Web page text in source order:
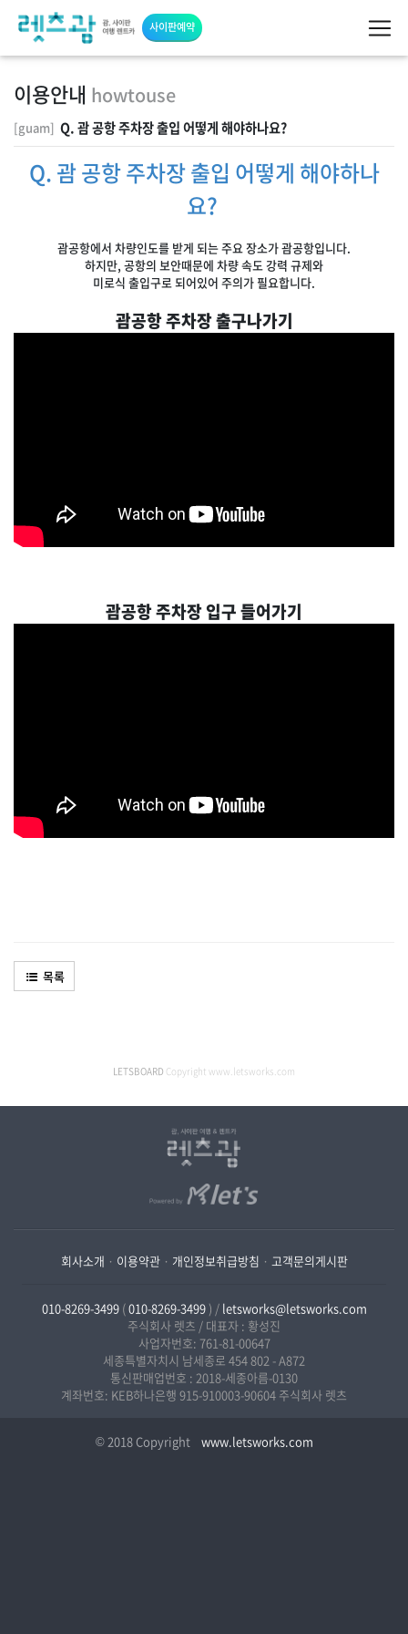
사이판예약
이용안내 howtouse
[guam] Q. 괌 공항 주차장 출입 어떻게 해야하나요?
Q. 괌 공항 주차장 출입 어떻게 해야하나
요?
괌공항에서 차량인도를 받게 되는 주요 장소가 괌공항입니다.
하지만, 공항의 보안때문에 차량 속도 강력 규제와
미로식 출입구로 되어있어 주의가 필요합니다.
괌공항 주차장 출구나가기
괌공항 주차장 입구 들어가기
목록
LETSBOARD Copyright www.letsworks.com
회사소개 · 이용약관· 개인정보취급방침 · 고객문의게시판
010-8269-3499(010-8269-3499) / letsworks@letsworks.com
주식회사 렛츠 / 대표자 : 황성진
사업자번호: 761-81-00647
세종특별자치시 남세종로 454 802 - A872
통신판매업번호 : 2018-세종아름-0130
계좌번호: KEB하나은행 915-910003-90604 주식회사 렛츠
© 2018 Copyright www.letsworks.com